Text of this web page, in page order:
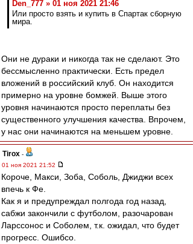
Den_777 » 01 ноя 2021 21:46
Или просто взять и купить в Спартак сборную
мира.
Они не дураки и никогда так не сделают. Это
бессмысленно практически. Есть предел
вложений в российский клуб. Он находится
примерно на уровне бомжей. Выше этого
уровня начинаются просто переплаты без
существенного улучшения качества. Впрочем,
у нас они начинаются на меньшем уровне.
Tirox -
01 ноя 2021 21:52
Короче, Макси, Зоба, Соболь, Джиджи всех
впечь к Фе.
Как я и предупреждал полгода год назад,
сабжи закончили с футболом, разочарован
Ларссонос и Соболем, т.к. ожидал, что будет
прогресс. Ошибсо.